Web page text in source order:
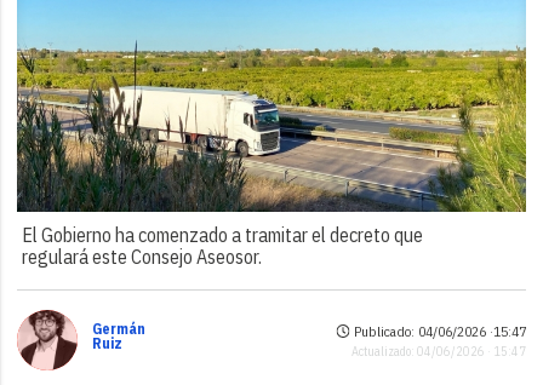
El Gobierno ha comenzado a tramitar el decreto que
regulará este Consejo Aseosor.
Germán
Ruiz
Publicado: 04/06/2026 ·15:47
Actualizado: 04/06/2026 · 15:47